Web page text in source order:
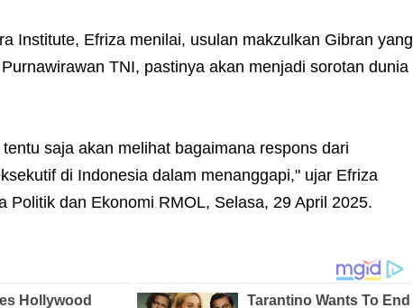
Institute, Efriza menilai, usulan makzulkan Gibran yang
TNI, pastinya akan menjadi sorotan dunia
saja akan melihat bagaimana respons dari
di Indonesia dalam menanggapi," ujar Efriza
Politik dan Ekonomi RMOL, Selasa, 29 April 2025.